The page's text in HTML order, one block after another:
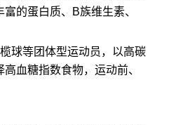
的蛋白质、B族维生素、
球等团体型运动员，以高碳
血糖指数食物，运动前、